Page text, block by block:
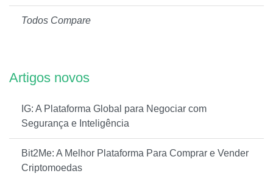
Todos Compare
Artigos novos
IG: A Plataforma Global para Negociar com
Segurança e Inteligência
Bit2Me: A Melhor Plataforma Para Comprar e Vender
Criptomoedas